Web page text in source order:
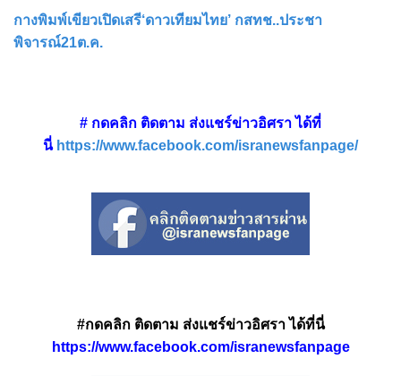
กางพิมพ์เขียวเปิดเสรี‘ดาวเทียมไทย’ กสทช..ประชา
พิจารณ์21ต.ค.
# กดคลิก ติดตาม ส่งแชร์ข่าวอิศรา ได้ที่
นี่ https://www.facebook.com/isranewsfanpage/
#กดคลิก ติดตาม ส่งแชร์ข่าวอิศรา ได้ที่นี่
https://www.facebook.com/isranewsfanpage